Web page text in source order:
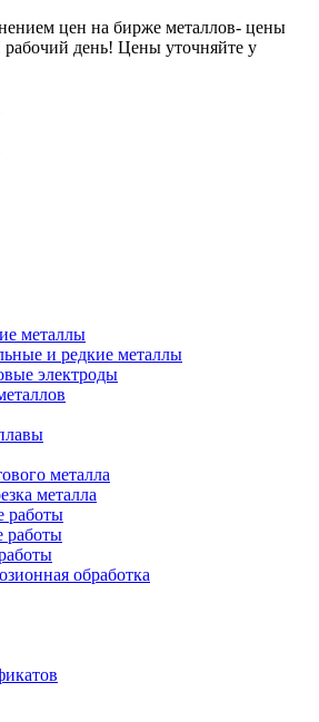
цен на бирже металлов- цены
день! Цены уточняйте у
металлы
и редкие металлы
электроды
металла
металла
работы
работы
обработка